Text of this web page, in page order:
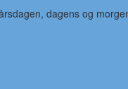
dagens og